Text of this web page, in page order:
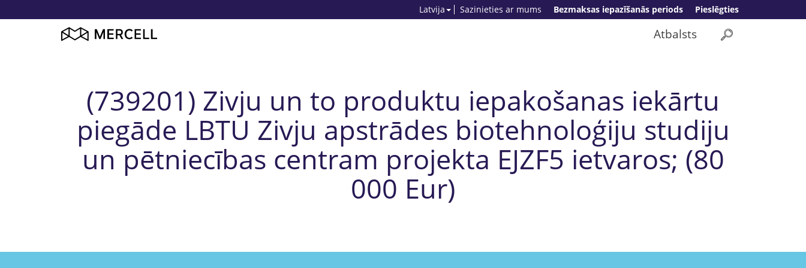
Pieslēgties
Bezmaksas iepazīšanās periods
Sazinieties ar mums
Latvija
Atbalsts
(739201) Zivju un to produktu iepakošanas iekārtu
piegāde LBTU Zivju apstrādes biotehnoloģiju studiju
un pētniecības centram projekta EJZF5 ietvaros; (80
000 Eur)